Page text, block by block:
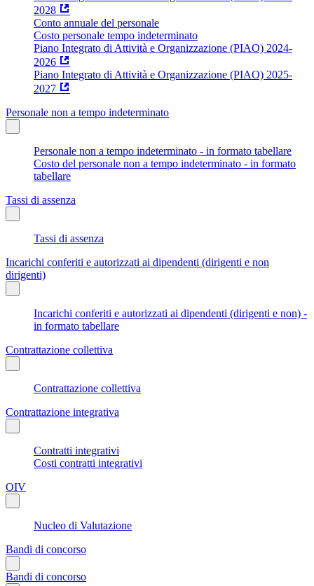
2028
Conto annuale del personale
Costo personale tempo indeterminato
Piano Integrato di Attività e Organizzazione (PIAO) 2024-
2026
Piano Integrato di Attività e Organizzazione (PIAO) 2025-
2027
Personale non a tempo indeterminato
Personale non a tempo indeterminato - in formato tabellare
Costo del personale non a tempo indeterminato - in formato
tabellare
Tassi di assenza
Tassi di assenza
Incarichi conferiti e autorizzati ai dipendenti (dirigenti e non
dirigenti)
Incarichi conferiti e autorizzati ai dipendenti (dirigenti e non) -
in formato tabellare
Contrattazione collettiva
Contrattazione collettiva
Contrattazione integrativa
Contratti integrativi
Costi contratti integrativi
OIV
Nucleo di Valutazione
Bandi di concorso
Bandi di concorso